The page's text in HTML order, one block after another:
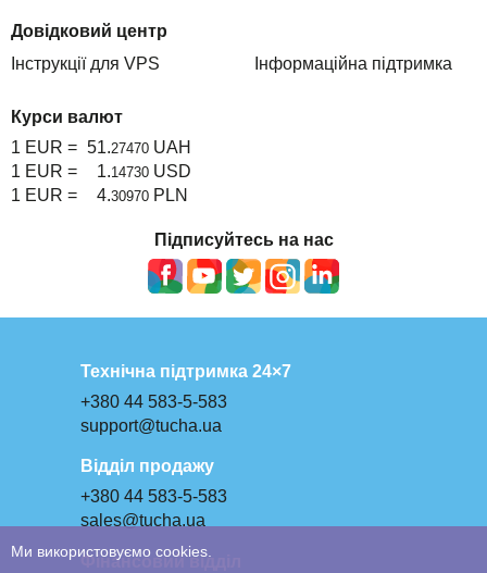
Довідковий центр
Інструкції для VPS
Інформаційна підтримка
Курси валют
1 EUR = 51.27470 UAH
1 EUR =
1.14730 USD
1 EUR =
4.30970 PLN
Підписуйтесь на нас
Технічна підтримка 24×7
+380 44 583-5-583
support@tucha.ua
Відділ продажу
+380 44 583-5-583
sales@tucha.ua
Фінансовий відділ
Ми використовуємо cookies.